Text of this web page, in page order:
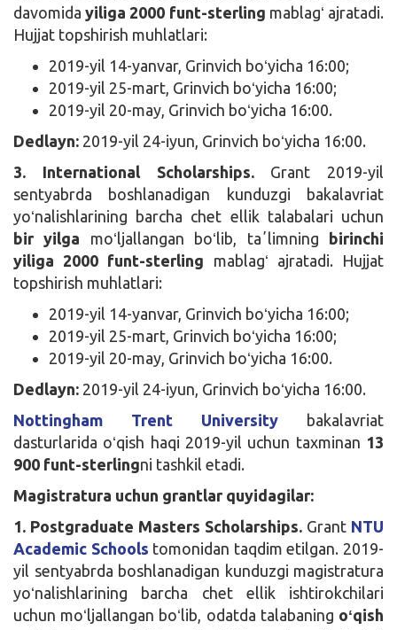
davomidayiliga 2000 funt-sterling mablagʻ ajratadi.
Hujjat topshirish muhlatlari:
2019-yil 14-yanvar, Grinvich boʻyicha 16:00;
2019-yil 25-mart, Grinvich boʻyicha 16:00;
2019-yil 20-may, Grinvich boʻyicha 16:00.
Dedlayn: 2019-yil 24-iyun, Grinvich boʻyicha 16:00.
3. International Scholarships. Grant 2019-yil
sentyabrda boshlanadigan kunduzgi bakalavriat
yoʻnalishlarining barcha chet ellik talabalari uchun
bir yilga moʻljallangan boʻlib, taʼlimning birinchi
yiliga 2000 funt-sterling mablagʻ ajratadi. Hujjat
topshirish muhlatlari:
2019-yil 14-yanvar, Grinvich boʻyicha 16:00;
2019-yil 25-mart, Grinvich boʻyicha 16:00;
2019-yil 20-may, Grinvich boʻyicha 16:00.
Dedlayn: 2019-yil 24-iyun, Grinvich boʻyicha 16:00.
Nottingham Trent University bakalavriat
dasturlarida oʻqish haqi 2019-yil uchun taxminan 13
900 funt-sterlingni tashkil etadi.
Magistratura uchun grantlar quyidagilar:
1. Postgraduate Masters Scholarships. Grant NTU
Academic Schools tomonidan taqdim etilgan. 2019-
yil sentyabrda boshlanadigan kunduzgi magistratura
yoʻnalishlarining barcha chet ellik ishtirokchilari
uchun moʻljallangan boʻlib, odatda talabaning oʻqish